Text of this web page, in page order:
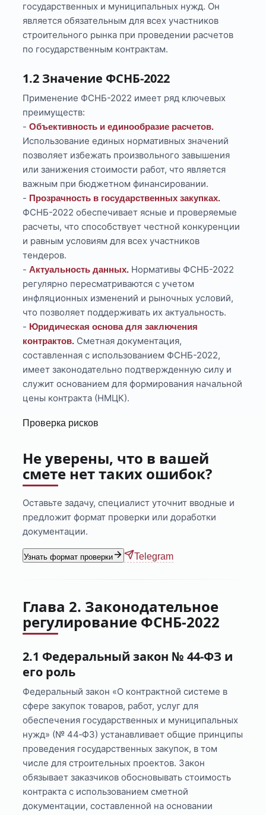
государственных и муниципальных нужд. Он
является обязательным для всех участников
строительного рынка при проведении расчетов
по государственным контрактам.
1.2 Значение ФСНБ-2022
Применение ФСНБ-2022 имеет ряд ключевых
преимуществ:
-Объективность и единообразие расчетов.
Использование единых нормативных значений
позволяет избежать произвольного завышения
или занижения стоимости работ, что является
важным при бюджетном финансировании.
- Прозрачность в государственных закупках.
ФСНБ-2022 обеспечивает ясные и проверяемые
расчеты, что способствует честной конкуренции
и равным условиям для всех участников
тендеров.
-Актуальность данных. Нормативы ФСНБ-2022
регулярно пересматриваются с учетом
инфляционных изменений и рыночных условий,
что позволяет поддерживать их актуальность.
- Юридическая основа для заключения
контрактов. Сметная документация,
составленная с использованием ФСНБ-2022,
имеет законодательно подтвержденную силу и
служит основанием для формирования начальной
цены контракта (НМЦК).
Проверка рисков
Не уверены, что в вашей
смете нет таких ошибок?
Оставьте задачу, специалист уточнит вводные и
предложит формат проверки или доработки
документации.
Узнать формат проверки Telegram
Глава 2. Законодательное
регулирование ФСНБ-2022
2.1 Федеральный закон № 44‑ФЗ и
его роль
Федеральный закон «О контрактной системе в
сфере закупок товаров, работ, услуг для
обеспечения государственных и муниципальных
нужд» (№ 44‑ФЗ) устанавливает общие принципы
проведения государственных закупок, в том
числе для строительных проектов. Закон
обязывает заказчиков обосновывать стоимость
контракта с использованием сметной
документации, составленной на основании